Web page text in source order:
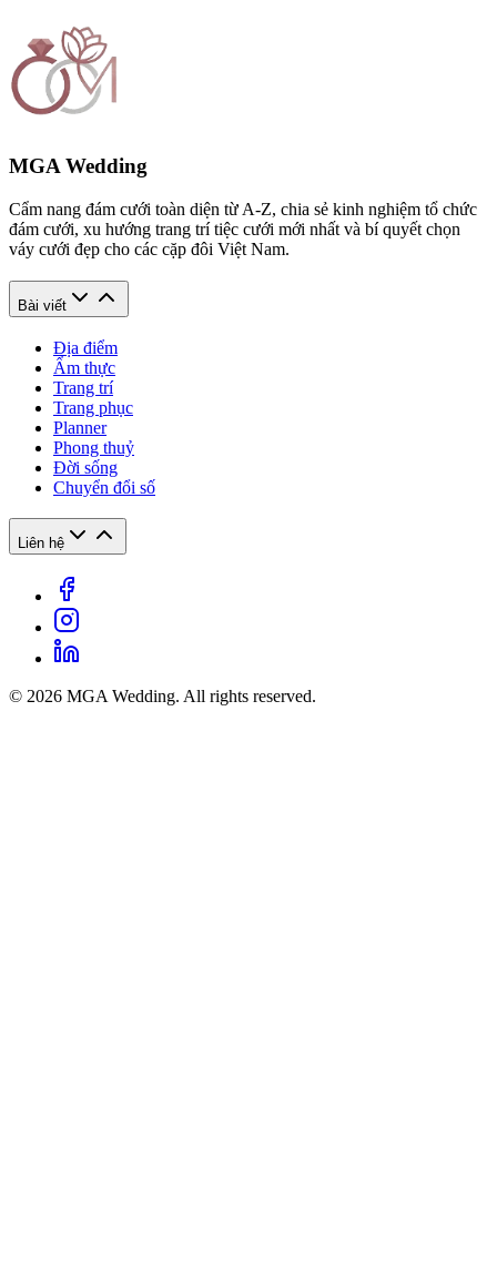
MGA Wedding
Cẩm nang đám cưới toàn diện từ A-Z, chia sẻ kinh nghiệm tổ chức
đám cưới, xu hướng trang trí tiệc cưới mới nhất và bí quyết chọn
váy cưới đẹp cho các cặp đôi Việt Nam.
Bài viết
Địa điểm
Ẩm thực
Trang trí
Trang phục
Planner
Phong thuỷ
Đời sống
Chuyển đổi số
Liên hệ
© 2026 MGA Wedding. All rights reserved.